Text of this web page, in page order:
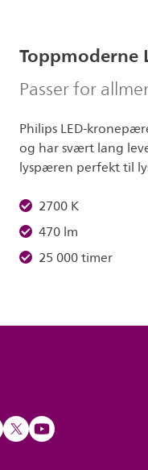
Toppmoderne
Passer for
Philips LED-
og har svært lang
lyspæren perfekt til
2700 K
470 lm
25 000 timer